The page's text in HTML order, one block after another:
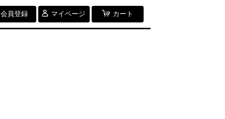
会員登録 マイページ カート